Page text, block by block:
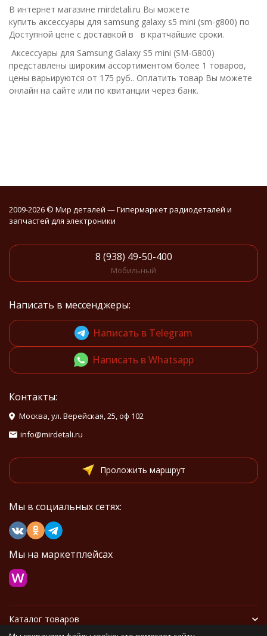
В интернет магазине mirdetali.ru Вы можете
купить аксессуары для samsung galaxy s5 mini (sm-g800) по
Доступной цене с доставкой в в кратчайшие сроки.
Аксессуары для Samsung Galaxy S5 mini (SM-G800)
представлены широким ассортиментом более 1 товаров,
цены варьируются от 175 руб.. Оплатить товар Вы можете
онлайн на сайте или по квитанции через банк.
2009-2026 © Мир деталей — Гипермаркет радиодеталей и
запчастей для электроники
8 (938) 49-50-400
Мобильный
Написать в мессенджеры:
Написать в Telegram
Написать в Whatsapp
Контакты:
Москва, ул. Верейская, 25, оф 102
info@mirdetali.ru
Проложить маршрут
Мы в социальных сетях:
Мы на маркетплейсах
Каталог товаров